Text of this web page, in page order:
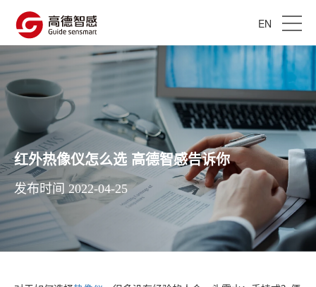
EN
红外热像仪怎么选 高德智感告诉你
发布时间 2022-04-25